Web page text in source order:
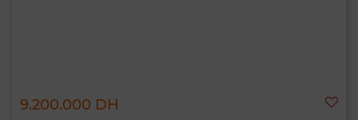
9.200.000 DH